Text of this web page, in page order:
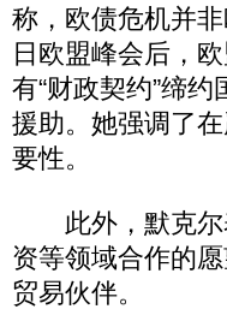
称，欧债危机并
日欧盟峰会后，
有“财政契约”缔
援助。她强调了
要性。
此外，默克尔
资等领域合作的
贸易伙伴。